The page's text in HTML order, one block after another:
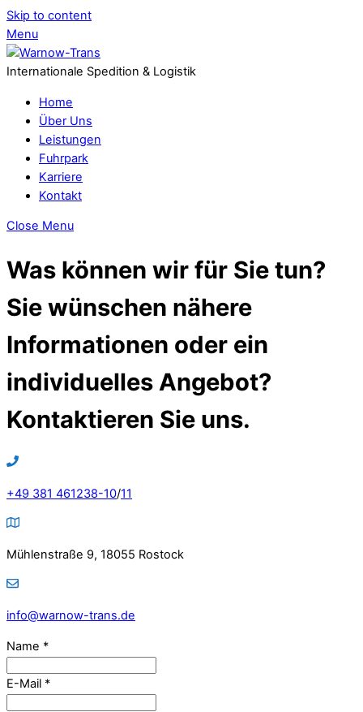
Skip to content
Menu
Internationale Spedition & Logistik
Home
Über Uns
Leistungen
Fuhrpark
Karriere
Kontakt
Close Menu
Was können wir für Sie tun?
Sie wünschen nähere
Informationen oder ein
individuelles Angebot?
Kontaktieren Sie uns.
+49 381 461238-10/11
Mühlenstraße 9, 18055 Rostock
info@warnow-trans.de
Name *
E-Mail *